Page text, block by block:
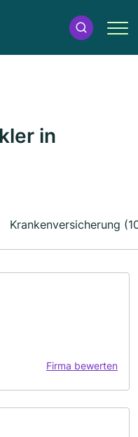
in
Krankenversicherung
Firma bewerten